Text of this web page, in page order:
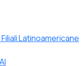
Latinoamericane